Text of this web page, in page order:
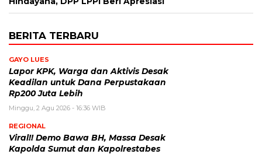
BERITA TERBARU
GAYO LUES
Lapor KPK, Warga dan Aktivis Desak
Keadilan untuk Dana Perpustakaan
Rp200 Juta Lebih
Minggu, 2 Agu 2026 - 16:36 WIB
REGIONAL
Viral!! Demo Bawa BH, Massa Desak
Kapolda Sumut dan Kapolrestabes